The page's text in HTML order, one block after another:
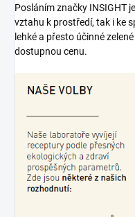
Posláním značky INSIGHT
vztahu k prostředí, tak i ke
lehké a přesto účinné
dostupnou cenu.